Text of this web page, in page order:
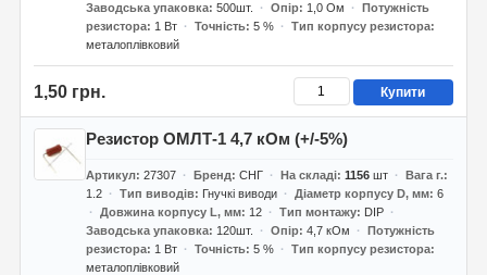
Заводська упаковка 500шт. Опір 1,0 Ом
Потужність
резистора
1 Вт Точність 5 %
Тип корпусу резистора
металоплівковий
1,50 грн. Купити
Резистор ОМЛТ-1 4,7 кОм (+/-5%)
Артикул 27307 Бренд СНГ На складі 1156шт
Вага г.
1.2
Тип виводів Гнучкі виводи Діаметр корпусу D, мм 6
Довжина корпусу L, мм
12 Тип монтажу
DIP
Заводська упаковка
120шт. Опір 4,7 кОм
Потужність
резистора
1 Вт Точність 5 %
Тип корпусу резистора
металоплівковий